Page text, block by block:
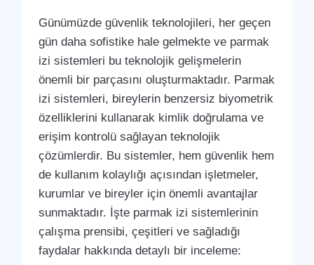
Günümüzde güvenlik teknolojileri, her geçen
gün daha sofistike hale gelmekte ve parmak
izi sistemleri bu teknolojik gelişmelerin
önemli bir parçasını oluşturmaktadır. Parmak
izi sistemleri, bireylerin benzersiz biyometrik
özelliklerini kullanarak kimlik doğrulama ve
erişim kontrolü sağlayan teknolojik
çözümlerdir. Bu sistemler, hem güvenlik hem
de kullanım kolaylığı açısından işletmeler,
kurumlar ve bireyler için önemli avantajlar
sunmaktadır. İşte parmak izi sistemlerinin
çalışma prensibi, çeşitleri ve sağladığı
faydalar hakkında detaylı bir inceleme: